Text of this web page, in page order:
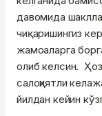
давомида
чиқаришингиз
жамоаларга
олибкелсин.
салоҳиятли
йилдан кейин